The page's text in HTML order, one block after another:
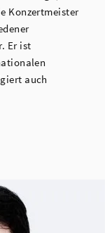
Konzertmeister
Er ist
auch